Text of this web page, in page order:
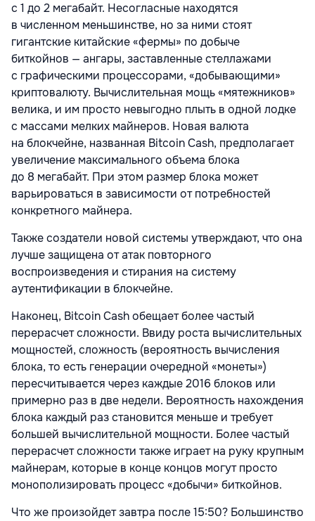
с 1 до 2 мегабайт. Несогласные находятся
в численном меньшинстве, но за ними стоят
гигантские китайские «фермы» по добыче
биткойнов — ангары, заставленные стеллажами
с графическими процессорами, «добывающими»
криптовалюту. Вычислительная мощь «мятежников»
велика, и им просто невыгодно плыть в одной лодке
с массами мелких майнеров. Новая валюта
на блокчейне, названная Bitcoin Cash, предполагает
увеличение максимального объема блока
до 8 мегабайт. При этом размер блока может
варьироваться в зависимости от потребностей
конкретного майнера.
Также создатели новой системы утверждают, что она
лучше защищена от атак повторного
воспроизведения и стирания на систему
аутентификации в блокчейне.
Наконец, Bitcoin Cash обещает более частый
перерасчет сложности. Ввиду роста вычислительных
мощностей, сложность (вероятность вычисления
блока, то есть генерации очередной «монеты»)
пересчитывается через каждые 2016 блоков или
примерно раз в две недели. Вероятность нахождения
блока каждый раз становится меньше и требует
большей вычислительной мощности. Более частый
перерасчет сложности также играет на руку крупным
майнерам, которые в конце концов могут просто
монополизировать процесс «добычи» биткойнов.
Что же произойдет завтра после 15:50? Большинство